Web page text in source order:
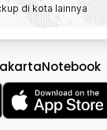
di kota lainnya